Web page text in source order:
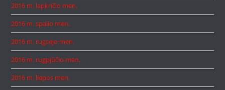
2016 m. lapkričio mėn.
2016 m. spalio mėn.
2016 m. rugsėjo mėn.
2016 m. rugpjūčio mėn.
2016 m. liepos mėn.